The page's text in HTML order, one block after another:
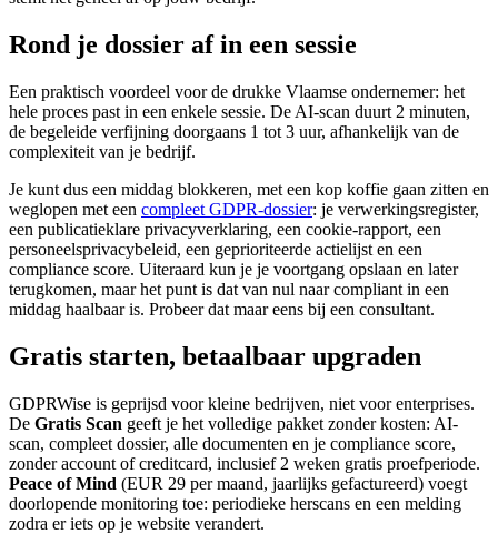
Rond je dossier af in een sessie
Een praktisch voordeel voor de drukke Vlaamse ondernemer: het
hele proces past in een enkele sessie. De AI-scan duurt 2 minuten,
de begeleide verfijning doorgaans 1 tot 3 uur, afhankelijk van de
complexiteit van je bedrijf.
Je kunt dus een middag blokkeren, met een kop koffie gaan zitten en
weglopen met een compleet GDPR-dossier: je verwerkingsregister,
een publicatieklare privacyverklaring, een cookie-rapport, een
personeelsprivacybeleid, een geprioriteerde actielijst en een
compliance score. Uiteraard kun je je voortgang opslaan en later
terugkomen, maar het punt is dat van nul naar compliant in een
middag haalbaar is. Probeer dat maar eens bij een consultant.
Gratis starten, betaalbaar upgraden
GDPRWise is geprijsd voor kleine bedrijven, niet voor enterprises.
De Gratis Scan geeft je het volledige pakket zonder kosten: AI-
scan, compleet dossier, alle documenten en je compliance score,
zonder account of creditcard, inclusief 2 weken gratis proefperiode.
Peace of Mind (EUR 29 per maand, jaarlijks gefactureerd) voegt
doorlopende monitoring toe: periodieke herscans en een melding
zodra er iets op je website verandert.